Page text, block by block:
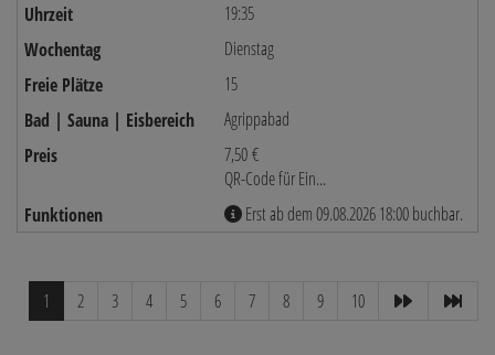
19:35
Dienstag
15
Agrippabad
7,50 €
QR-Code für Ein...
Erst ab dem 09.08.2026 18:00 buchbar.
1 2 3 4 5 6 7 8 9 10